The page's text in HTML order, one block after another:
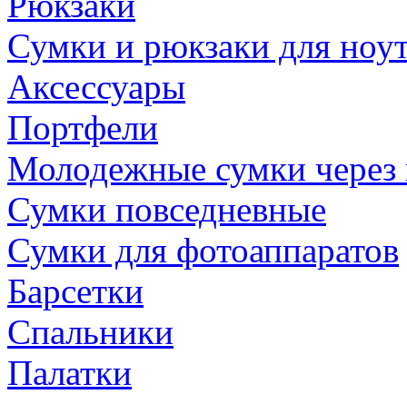
Сумки и рюкзаки для
Аксессуары
Портфели
Молодежные сумки через
Сумки повседневные
Сумки для фотоаппаратов
Барсетки
Спальники
Палатки